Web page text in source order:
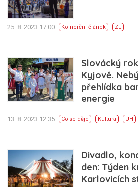
25. 8. 2023 17:00 Komerční článek ZL
Slovácký
Kyjově.
přehlídka
energie
13. 8. 2023 12:35 Co se děje Kultura UH
Divadlo,
den: Týden
Karlovicích